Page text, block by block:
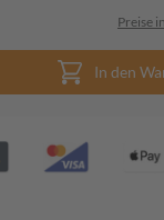
Preise
In den